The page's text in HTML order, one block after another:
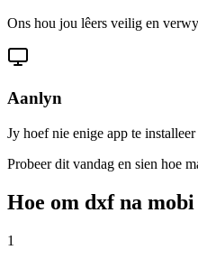
Ons hou jou lêers veilig en
Aanlyn
Jy hoef nie enige app te
Probeer dit vandag en sien hoe
Hoe om dxf na
1